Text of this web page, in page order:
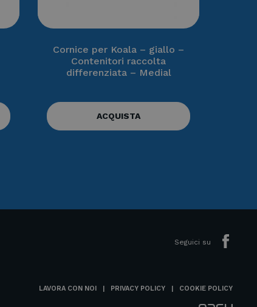
Cornice per Koala – giallo –
Contenitori raccolta
differenziata – Medial
ACQUISTA
Seguici su
LAVORA CON NOI PRIVACY POLICY COOKIE POLICY